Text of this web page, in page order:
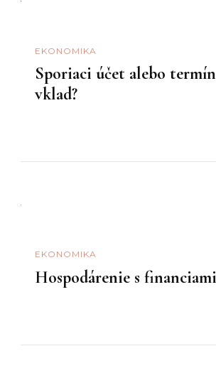
EKONOMIKA
Sporiaci účet alebo
vklad?
EKONOMIKA
Hospodárenie s financiami